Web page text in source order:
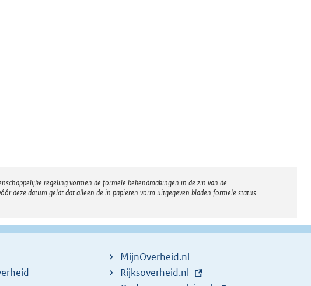
regeling vormen de formele bekendmakingen in de zin van de
deze datum geldt dat alleen de in papieren vorm uitgegeven bladen formele status
MijnOverheid.nl
E
Rijksoverheid.nl